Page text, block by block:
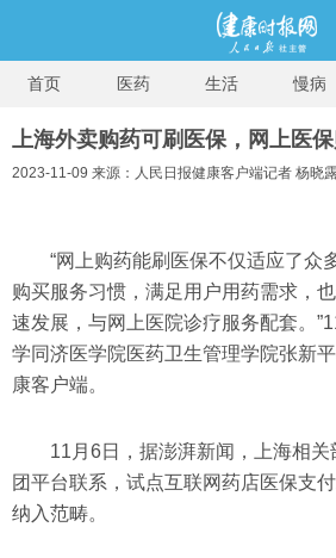
首页 医药 生活 慢病
上海外卖购药可刷医保，网上医
2023-11-09 来源：人民日报健康客户端记者 杨晓
“网上购药能刷医保不仅适应了众
购买服务习惯，满足用户用药需求，
速发展，与网上医院诊疗服务配套。
学同济医学院医药卫生管理学院张新
康客户端。
11月6日，据澎湃新闻，上海相
团平台联系，试点互联网药店医保支
纳入范畴。